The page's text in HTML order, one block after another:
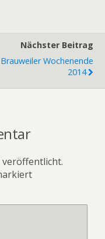
Nächster Beitrag
Brauweiler Wochenende
2014
veröffentlicht.